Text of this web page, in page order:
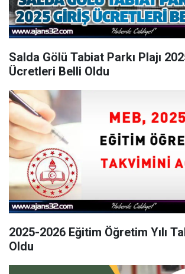
Salda Gölü Tabiat Parkı Plajı
Ücretleri Belli Oldu
2025-2026 Eğitim Öğretim Yılı
Oldu